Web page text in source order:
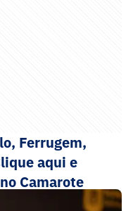
Ferrugem,
aqui e
Camarote